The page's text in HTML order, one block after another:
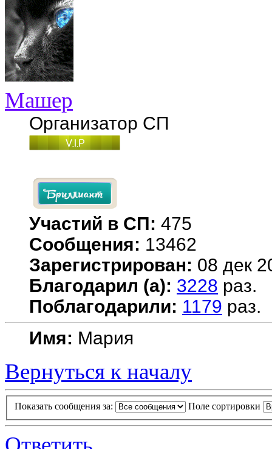
Машер
Организатор СП
Участий в СП: 475
Сообщения: 13462
Зарегистрирован: 08 дек
Благодарил (а): 3228 раз.
Поблагодарили: 1179 раз.
Имя: Мария
Вернуться к началу
Показать сообщения за: Поле сортировки